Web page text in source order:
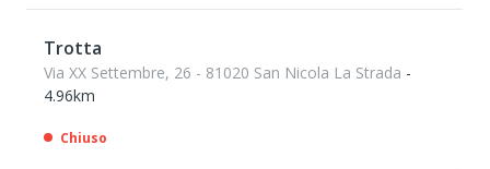
Trotta
Via XX Settembre, 26 - 81020 San Nicola La Strada -
4.96km
Chiuso